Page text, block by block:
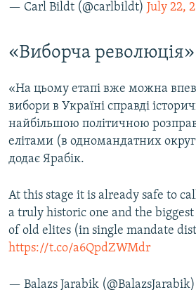
— Carl Bildt (@carlbildt) July 22,
«Виборча революція»
«На цьому етапі вже можна
вибори в Україні справді
найбільшою політичною
елітами (в одномандатних
додає Ярабік.
At this stage it is already safe to
a truly historic one and the
of old elites (in single mandate
https://t.co/a6QpdZWMdr
— Balazs Jarabik (@BalazsJarabik)